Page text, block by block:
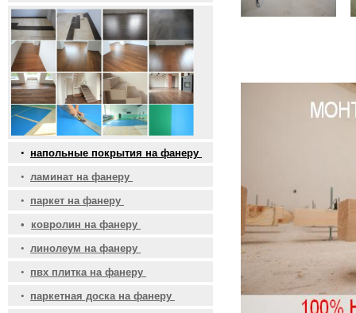
• напольные покрытия на фанеру
• ламинат на фанеру
• паркет на фанеру
•
ковролин на фанеру
• линолеум на фанеру
• пвх плитка на фанеру
• паркетная доска на фанеру